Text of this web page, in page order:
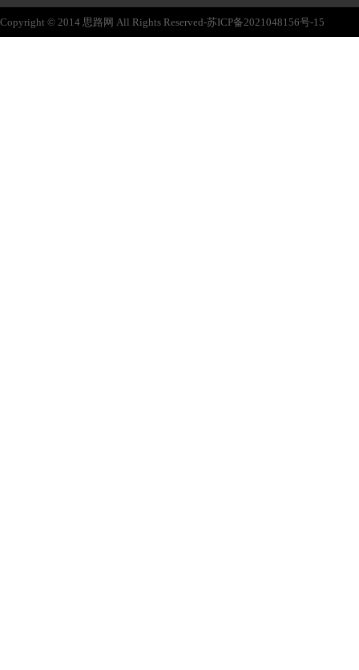
Copyright © 2014 思路网 All Rights Reserved-苏ICP备2021048156号-15